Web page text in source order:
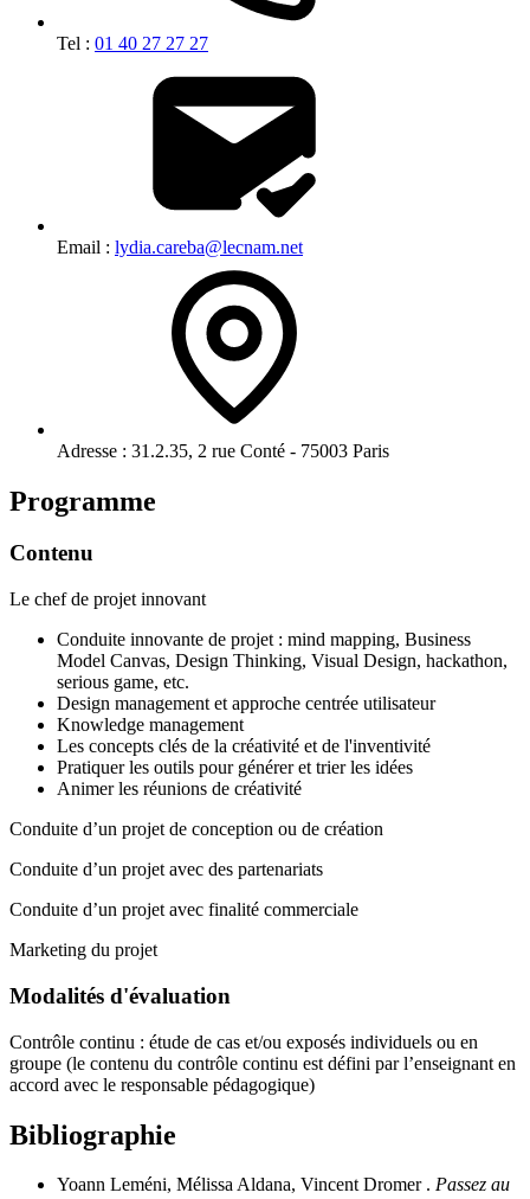
Tel : 01 40 27 27 27
Email : lydia.careba@lecnam.net
Adresse : 31.2.35, 2 rue Conté - 75003 Paris
Programme
Contenu
Le chef de projet innovant
Conduite innovante de projet : mind mapping, Business
Model Canvas, Design Thinking, Visual Design, hackathon,
serious game, etc.
Design management et approche centrée utilisateur
Knowledge management
Les concepts clés de la créativité et de l'inventivité
Pratiquer les outils pour générer et trier les idées
Animer les réunions de créativité
Conduite d’un projet de conception ou de création
Conduite d’un projet avec des partenariats
Conduite d’un projet avec finalité commerciale
Marketing du projet
Modalités d'évaluation
Contrôle continu : étude de cas et/ou exposés individuels ou en
groupe (le contenu du contrôle continu est défini par l’enseignant en
accord avec le responsable pédagogique)
Bibliographie
Yoann Leméni, Mélissa Aldana, Vincent Dromer . Passez au